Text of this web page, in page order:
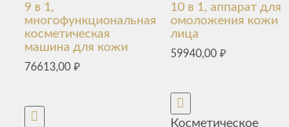
9 в 1,
многофункциональная
косметическая
машина для кожи
76613,00 ₽
10 в 1, аппарат для
омоложения кожи
лица
59940,00₽
Косметическое